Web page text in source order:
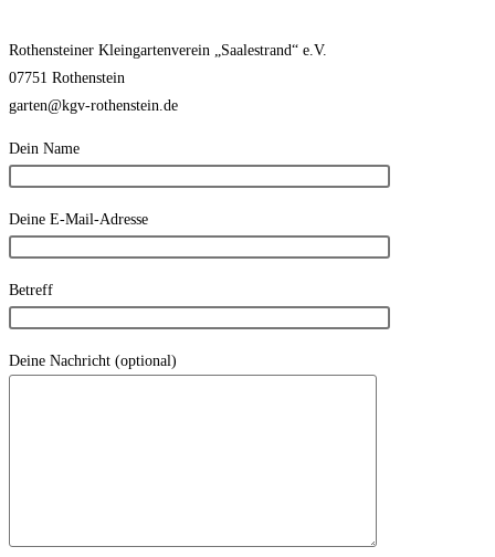
Rothensteiner Kleingartenverein „Saalestrand“ e.V.
07751 Rothenstein
garten@kgv-rothenstein.de
Dein Name
Deine E-Mail-Adresse
Betreff
Deine Nachricht (optional)